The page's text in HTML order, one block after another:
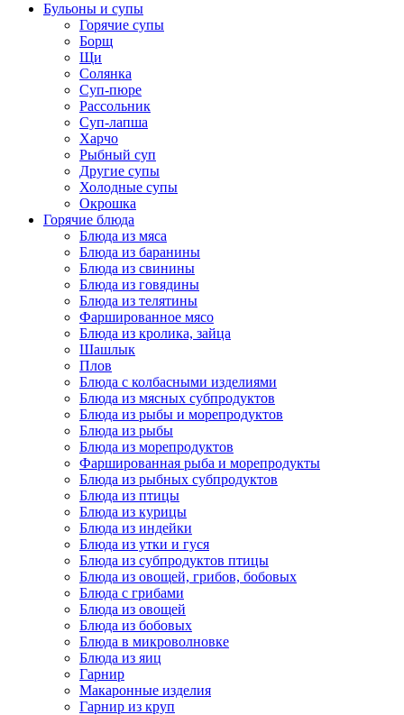
Бульоны и супы
Горячие супы
Борщ
Щи
Солянка
Суп-пюре
Рассольник
Суп-лапша
Харчо
Рыбный суп
Другие супы
Холодные супы
Окрошка
Горячие блюда
Блюда из мяса
Блюда из баранины
Блюда из свинины
Блюда из говядины
Блюда из телятины
Фаршированное мясо
Блюда из кролика, зайца
Шашлык
Плов
Блюда с колбасными изделиями
Блюда из мясных субпродуктов
Блюда из рыбы и морепродуктов
Блюда из рыбы
Блюда из морепродуктов
Фаршированная рыба и морепродукты
Блюда из рыбных субпродуктов
Блюда из птицы
Блюда из курицы
Блюда из индейки
Блюда из утки и гуся
Блюда из субпродуктов птицы
Блюда из овощей, грибов, бобовых
Блюда с грибами
Блюда из овощей
Блюда из бобовых
Блюда в микроволновке
Блюда из яиц
Гарнир
Макаронные изделия
Гарнир из круп